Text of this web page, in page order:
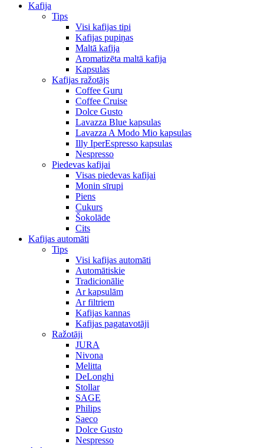
Kafija
Tips
Visi kafijas tipi
Kafijas pupiņas
Maltā kafija
Aromatizēta maltā kafija
Kapsulas
Kafijas ražotājs
Coffee Guru
Coffee Cruise
Dolce Gusto
Lavazza Blue kapsulas
Lavazza A Modo Mio kapsulas
Illy IperEspresso kapsulas
Nespresso
Piedevas kafijai
Visas piedevas kafijai
Monin sīrupi
Piens
Cukurs
Šokolāde
Cits
Kafijas automāti
Tips
Visi kafijas automāti
Automātiskie
Tradicionālie
Ar kapsulām
Ar filtriem
Kafijas kannas
Kafijas pagatavotāji
Ražotāji
JURA
Nivona
Melitta
DeLonghi
Stollar
SAGE
Philips
Saeco
Dolce Gusto
Nespresso